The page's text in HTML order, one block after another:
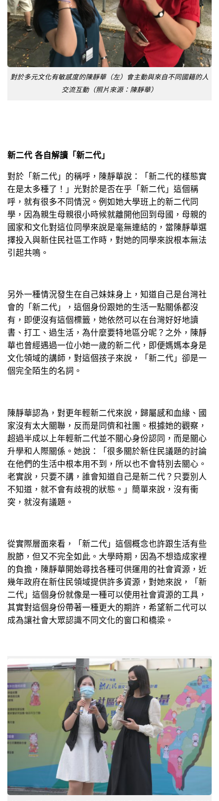
對於多元文化有敏感度的陳靜華（左）會主動與來自不同國籍的人
交流互動（照片來源：陳靜華）
新二代 各自解讀「新二代」
對於「新二代」的稱呼，陳靜華說：「新二代的樣態實
在是太多種了！」光對於是否在乎「新二代」這個稱
呼，就有很多不同情況。例如她大學班上的新二代同
學，因為親生母親很小時候就離開他回到母國，母親的
國家和文化對這位同學來說是毫無連結的，當陳靜華選
擇投入與新住民社區工作時，對她的同學來說根本無法
引起共鳴。
另外一種情況發生在自己妹妹身上，知道自己是台灣社
會的「新二代」，這個身份跟她的生活一點關係都沒
有，即便沒有這個標籤，她依然可以在台灣好好地讀
書、打工、過生活，為什麼要特地區分呢？之外，陳靜
華也曾經遇過一位小她一歲的新二代，即便媽媽本身是
文化領域的講師，對這個孩子來說，「新二代」卻是一
個完全陌生的名詞。
陳靜華認為，對更年輕新二代來說，歸屬感和血緣、國
家沒有太大關聯，反而是同儕和社團。根據她的觀察，
超過半成以上年輕新二代並不關心身份認同，而是關心
升學和人際關係。她說：「很多關於新住民議題的討論
在他們的生活中根本用不到，所以也不會特別去關心。
老實說，只要不講，誰會知道自己是新二代？只要別人
不知道，就不會有歧視的狀態。」簡單來說，沒有衝
突，就沒有議題。
從實際層面來看，「新二代」這個概念也許跟生活有些
脫節，但又不完全如此。大學時期，因為不想造成家裡
的負擔，陳靜華開始尋找各種可供運用的社會資源，近
幾年政府在新住民領域提供許多資源，對她來說，「新
二代」這個身份就像是一種可以使用社會資源的工具，
其實對這個身份帶著一種更大的期許，希望新二代可以
成為讓社會大眾認識不同文化的窗口和橋梁。